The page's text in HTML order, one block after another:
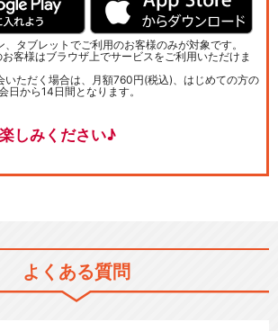
、タブレットでご利用のお客様のみが対象です。
客様はブラウザ上でサービスをご利用いただけま
いただく場合は、月額760円(税込)、はじめての方の
日から14日間となります。
しみください♪
よくある質問